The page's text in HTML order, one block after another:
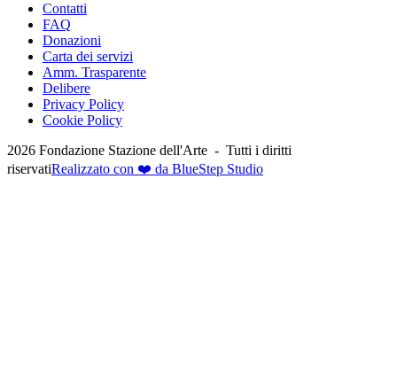
Contatti
FAQ
Donazioni
Carta dei servizi
Amm. Trasparente
Delibere
Privacy Policy
Cookie Policy
2026 Fondazione Stazione dell'Arte - Tutti i diritti
riservatiRealizzato con ❤️ da BlueStep Studio